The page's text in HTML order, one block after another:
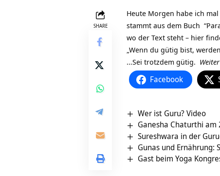
SHARE
Heute Morgen habe ich
stammt aus dem Buch
wo der Text steht – hier
„Wenn du gütig bist,
…Sei trotzdem gütig.
Facebook
Wer ist Guru? Video
Ganesha Chaturthi am
Sureshwara in der
Gunas und Ernährung:
Gast beim Yoga